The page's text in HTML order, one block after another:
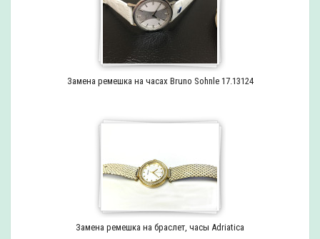
Замена ремешка на часах Bruno Sohnle 17.13124
Замена ремешка на браслет, часы Adriatica